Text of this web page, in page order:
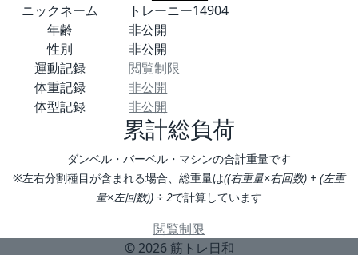
ニックネーム
トレーニー14904
年齢
非公開
性別
非公開
運動記録
閲覧制限
体重記録
非公開
体型記録
非公開
累計総負荷
ダンベル・バーベル・マシンの合計重量です
※左右分割種目が含まれる場合、総重量は((右重量×右回数) + (左重
量×左回数)) ÷ 2で計算しています
閲覧制限
© 2026 筋トレ日和